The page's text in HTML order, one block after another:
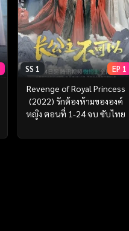
SS 1 EP 1
Revenge of Royal Princess
(2022) รักต้องห้ามขององค์
หญิง ตอนที่ 1-24 จบ ซับไทย